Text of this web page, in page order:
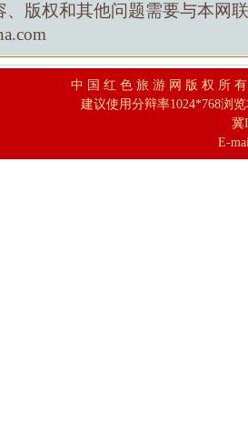
、版权和其他问题需要与本网
中 国 红 色 旅 游 网 版 权 所
建议使用分辩率1024*768浏
冀
E-